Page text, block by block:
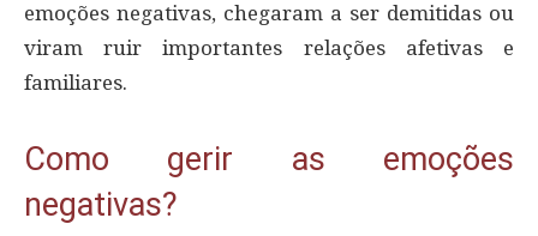
emoções negativas, chegaram a ser demitidas ou
viram ruir importantes relações afetivas e
familiares.
Como gerir as emoções
negativas?